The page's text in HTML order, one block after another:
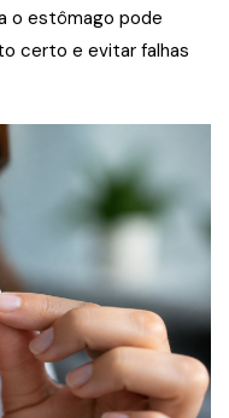
o estômago pode
certo e evitar falhas